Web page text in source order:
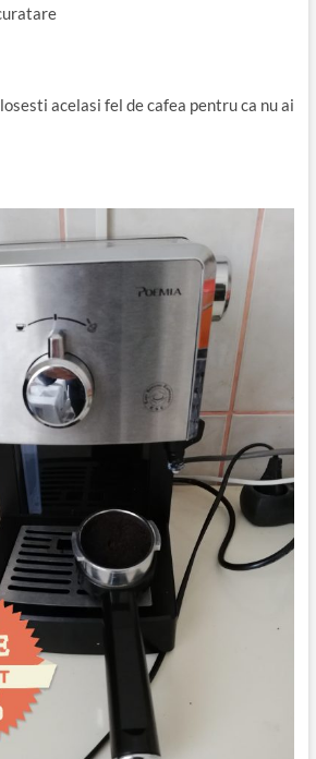
acelasi fel de cafea pentru ca nu ai